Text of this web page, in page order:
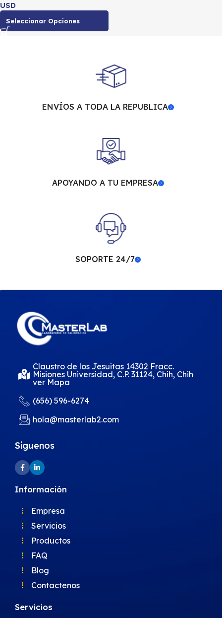
USD
Seleccionar Opciones
ENVÍOS A TODA LA REPUBLICA
APOYANDO A TU EMPRESA
SOPORTE 24/7
Claustro de los Jesuitas 14302 Fracc.
Misiones Universidad, C.P. 31124, Chih, Chih
ver Mapa
(656) 596-6274
hola@masterlab2.com
Siguenos
Información
Empresa
Servicios
Productos
FAQ
Blog
Contactenos
Servicios